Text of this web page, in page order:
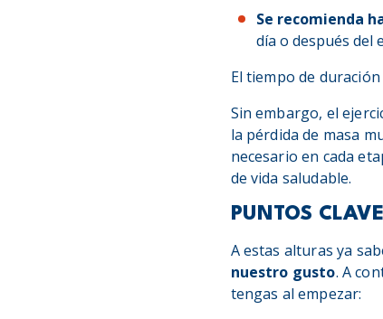
Se recomienda
día o después del
El tiempo de
Sin embargo, el
la pérdida de masa
necesario en cada
de vida saludable.
PUNTOS
A estas alturas ya
nuestro gusto. A
tengas al empezar: